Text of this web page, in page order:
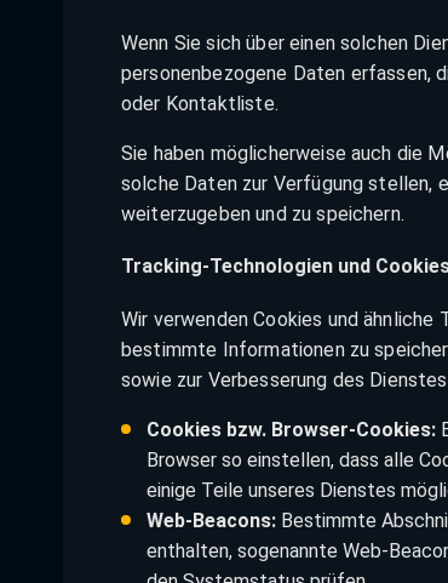
Wenn Sie sich über einen solchen
personenbezogene Daten erfassen,
oder Kontaktliste.
Sie haben möglicherweise auch die
solche Daten zur Verfügung stellen,
weiterzugeben und zu speichern.
Tracking-Technologien und
Wir verwenden Cookies und
bestimmte Informationen zu
sowie zur Verbesserung des
Cookies bzw. Browser-Cookies:
Browser so einstellen, dass alle
einige Teile unseres Dienstes
Web-Beacons:Bestimmte
enthalten, sogenannte Web-